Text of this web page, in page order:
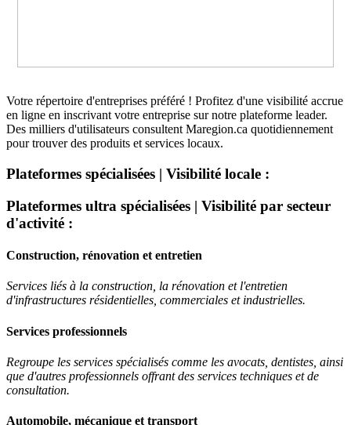
Votre répertoire d'entreprises préféré ! Profitez d'une visibilité accrue
en ligne en inscrivant votre entreprise sur notre plateforme leader.
Des milliers d'utilisateurs consultent Maregion.ca quotidiennement
pour trouver des produits et services locaux.
Plateformes spécialisées | Visibilité locale :
Plateformes ultra spécialisées | Visibilité par secteur
d'activité :
Construction, rénovation et entretien
Services liés à la construction, la rénovation et l'entretien
d'infrastructures résidentielles, commerciales et industrielles.
Services professionnels
Regroupe les services spécialisés comme les avocats, dentistes, ainsi
que d'autres professionnels offrant des services techniques et de
consultation.
Automobile, mécanique et transport